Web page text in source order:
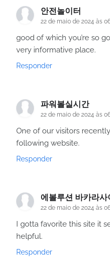
안전놀이터
22 de maio de 2024 às
good of which you’re so
very informative place.
Responder
파워볼실시간
22 de maio de 2024 às
One of our visitors
following website.
Responder
에볼루션 바카라사
22 de maio de 2024 às
I gotta favorite this site it
helpful.
Responder